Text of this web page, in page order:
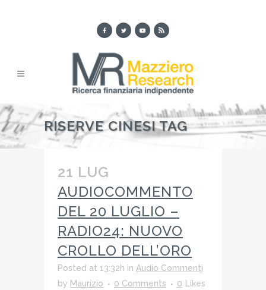
RISERVE CINESI TAG
21 LUG
AUDIOCOMMENTO
DEL 20 LUGLIO –
RADIO24: NUOVO
CROLLO DELL’ORO
Posted at 13:32h in Audio Commenti
by Maurizio 0 Comments 0 Likes